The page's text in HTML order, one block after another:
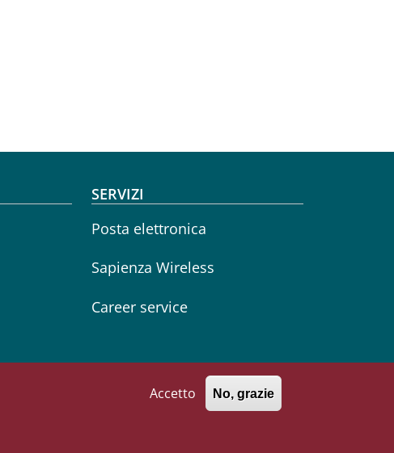
SERVIZI
Posta elettronica
Sapienza Wireless
Career service
Accetto No, grazie